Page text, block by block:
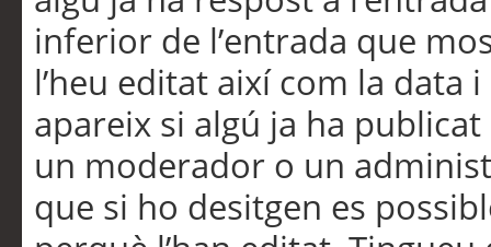
inferior de l’entrada que
l’heu editat així com la data
apareix si algú ja ha
un moderador o un
que si ho desitgen es